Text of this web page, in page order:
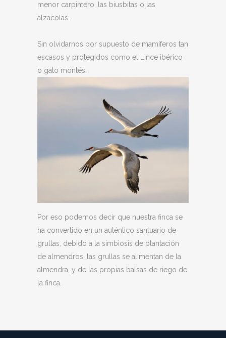
menor carpintero, las biusbitas o las
alzacolas.
Sin olvidarnos por supuesto de mamíferos tan
escasos y protegidos como el Lince ibérico
o gato montés.
Por eso podemos decir que nuestra finca se
ha convertido en un auténtico santuario de
grullas, debido a la simbiosis de plantación
de almendros, las grullas se alimentan de la
almendra, y de las propias balsas de riego de
la finca.